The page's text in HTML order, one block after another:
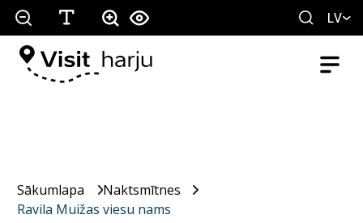
LV
Sākumlapa
Naktsmītnes
Ravila Muižas viesu nams